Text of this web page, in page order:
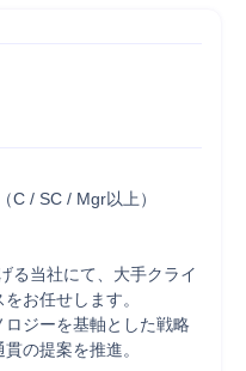
C / SC / Mgr以上）
る当社にて、大手クライ
お任せします。
ジーを基軸とした戦略
の提案を推進。